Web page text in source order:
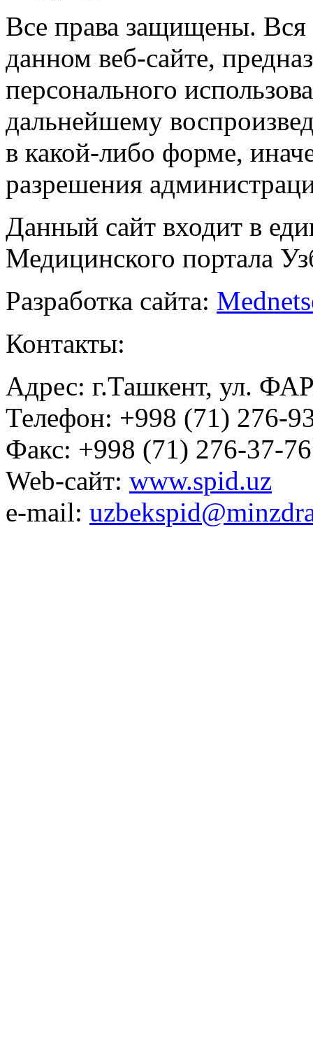
Все права защищены.
данном веб-сайте,
персонального
дальнейшему
в какой-либо форме,
разрешения
Данный сайт входит в
Медицинского портала
Разработка сайта:
Контакты:
Адрес: г.Ташкент, ул.
Телефон: +998 (71) 276-
Факс: +998 (71) 276-37-76
Web-сайт: www.spid.uz
e-mail: